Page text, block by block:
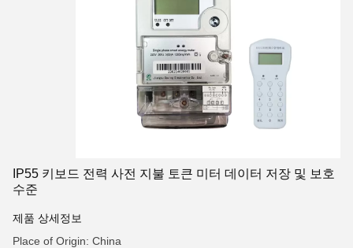
IP55 키보드 전력 사전 지불 토큰 미터 데이터 저장 및 보호
수준
제품 상세정보
Place of Origin: China